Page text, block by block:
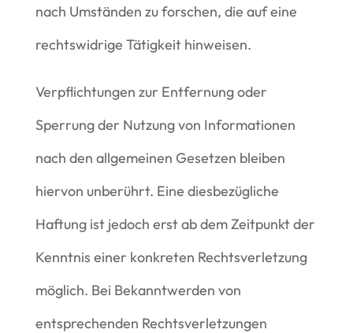
nach Umständen zu forschen, die auf eine
rechtswidrige Tätigkeit hinweisen.
Verpflichtungen zur Entfernung oder
Sperrung der Nutzung von Informationen
nach den allgemeinen Gesetzen bleiben
hiervon unberührt. Eine diesbezügliche
Haftung ist jedoch erst ab dem Zeitpunkt der
Kenntnis einer konkreten Rechtsverletzung
möglich. Bei Bekanntwerden von
entsprechenden Rechtsverletzungen